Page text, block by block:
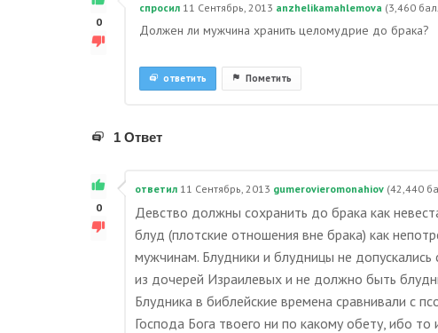
0
спросил 11 Сентябрь, 2013 anzhelikamahlemova (3,460
Должен ли мужчина хранить целомудрие до брака?
Пометить
ответить
1 Ответ
0
ответил 11 Сентябрь, 2013 gumerovieromonahiov (42,440
Девство должны сохранить до брака как
блуд (плотские отношения вне брака) как
мужчинам. Блудники и блудницы не
из дочерей Израилевых и не должно быть
Блудника в библейские времена сравнивали с
Господа Бога твоего ни по какому обету, ибо